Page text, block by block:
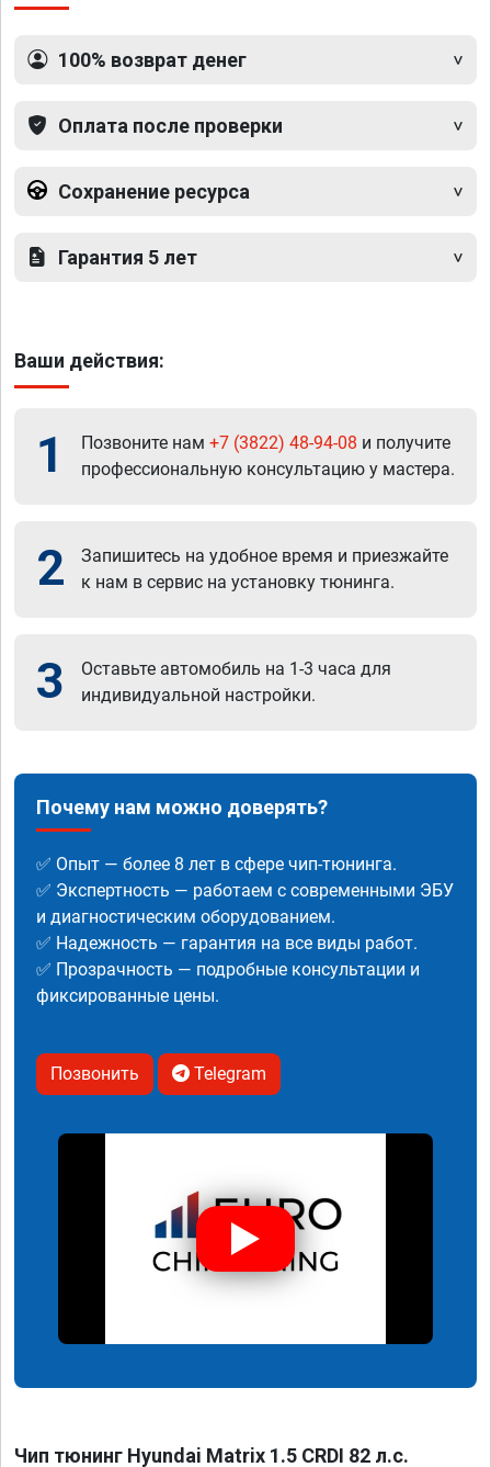
100% возврат денег
Оплата после проверки
Сохранение ресурса
Гарантия 5 лет
Ваши действия:
1 Позвоните нам +7 (3822) 48-94-08 и получите
профессиональную консультацию у мастера.
2
Запишитесь на удобное время и приезжайте
к нам в сервис на установку тюнинга.
3
Оставьте автомобиль на 1-3 часа для
индивидуальной настройки.
Почему нам можно доверять?
✅ Опыт — более 8 лет в сфере чип-тюнинга.
✅ Экспертность — работаем с современными ЭБУ
и диагностическим оборудованием.
✅ Надежность — гарантия на все виды работ.
✅ Прозрачность — подробные консультации и
фиксированные цены.
Позвонить Telegram
Чип тюнинг Hyundai Matrix 1.5 CRDI 82 л.с.